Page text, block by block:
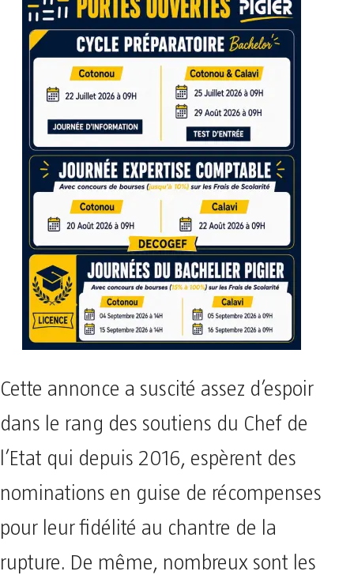
Cette annonce a suscité assez d’espoir
dans le rang des soutiens du Chef de
l’Etat qui depuis 2016, espèrent des
nominations en guise de récompenses
pour leur fidélité au chantre de la
rupture. De même, nombreux sont les